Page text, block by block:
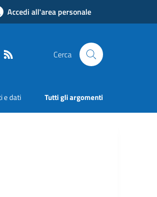
Accedi all'area personale
Telegram Cerca
e dati Tutti gli argomenti